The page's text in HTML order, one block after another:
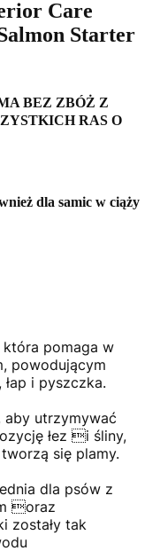
Care
Starter
BEZ ZBÓŻ Z
RAS O
dla samic w ciąży
która pomaga w
powodującym
łap i pyszczka.
aby utrzymywać
łez i śliny,
się plamy.
dla psów z
oraz
zostały tak